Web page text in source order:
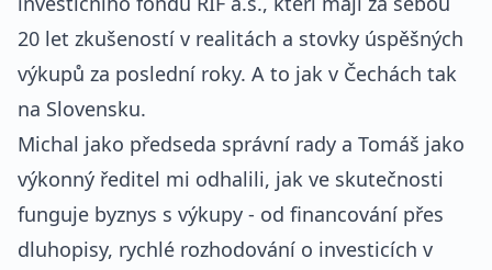
20 let zkušeností v realitách a stovky úspěšných
výkupů za poslední roky. A to jak v Čechách tak
na Slovensku.
Michal jako předseda správní rady a Tomáš jako
výkonný ředitel mi odhalili, jak ve skutečnosti
funguje byznys s výkupy - od financování přes
dluhopisy, rychlé rozhodování o investicích v